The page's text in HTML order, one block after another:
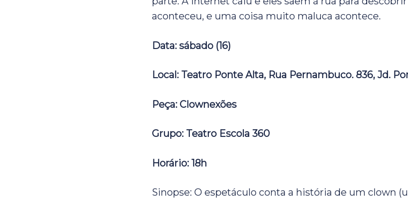
aconteceu, e uma coisa muito maluca acontece.
Data: sábado (16)
Local: Teatro Ponte Alta, Rua Pernambuco. 836, Jd.
Peça: Clownexões
Grupo: Teatro Escola 360
Horário: 18h
Sinopse: O espetáculo conta a história de um clown